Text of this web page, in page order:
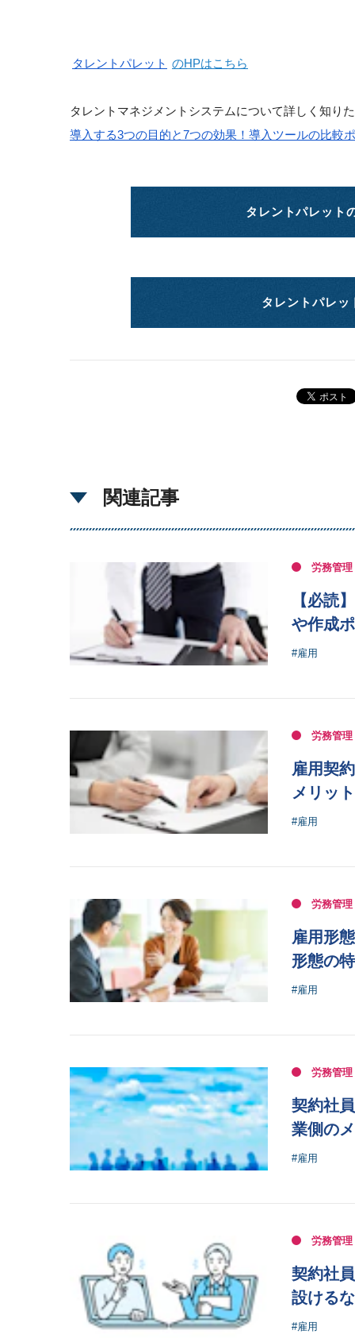
タレントパレット のHPはこちら
タレントマネジメントシステムについて詳しく知り
導入する3つの目的と7つの効果！導入ツールの比較
タレントパレット
タレントパレッ
関連記事
労務管理
【必読
や作成
#雇用
労務管理
雇用契
メリッ
#雇用
労務管理
雇用形
形態の
#雇用
労務管理
契約社
業側の
#雇用
労務管理
契約社
設ける
#雇用